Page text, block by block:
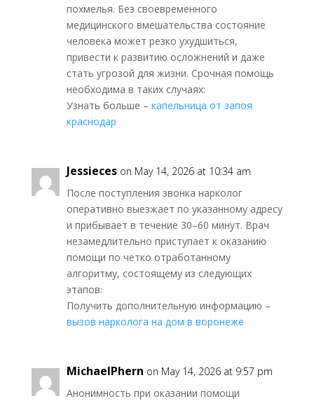
похмелья. Без своевременного
медицинского вмешательства состояние
человека может резко ухудшиться,
привести к развитию осложнений и даже
стать угрозой для жизни. Срочная помощь
необходима в таких случаях:
Узнать больше – капельница от запоя
краснодар
Jessieces on May 14, 2026 at 10:34 am
После поступления звонка нарколог
оперативно выезжает по указанному адресу
и прибывает в течение 30–60 минут. Врач
незамедлительно приступает к оказанию
помощи по четко отработанному
алгоритму, состоящему из следующих
этапов:
Получить дополнительную информацию –
вызов нарколога на дом в воронеже
MichaelPhern on May 14, 2026 at 9:57 pm
Анонимность при оказании помощи